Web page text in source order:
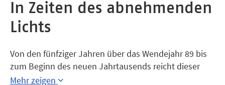
In Zeiten des abnehmenden
Lichts
Von den fünfziger Jahren über das Wendejahr 89 bis
zum Beginn des neuen Jahrtausends reicht dieser
Familienroman. Im Mittelpunkt drei Generationen: Die
Mehr zeigen